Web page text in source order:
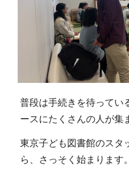
普段は手続きを待ってい
ースにたくさんの人が集
東京子ども図書館のスタ
ら、さっそく始まります。